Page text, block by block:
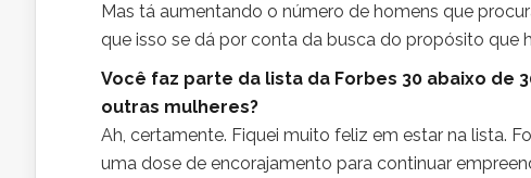
Mas tá aumentando o número de homens que
que isso se dá por conta da busca do propósito que
Você faz parte da lista da Forbes 30 abaixo de
outras mulheres?
Ah, certamente. Fiquei muito feliz em estar na lista.
uma dose de encorajamento para continuar